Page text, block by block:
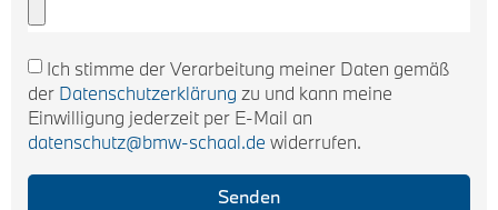
Ich stimme der Verarbeitung meiner Daten gemäß
der Datenschutzerklärung zu und kann meine
Einwilligung jederzeit per E-Mail an
datenschutz@bmw-schaal.de widerrufen.
Senden